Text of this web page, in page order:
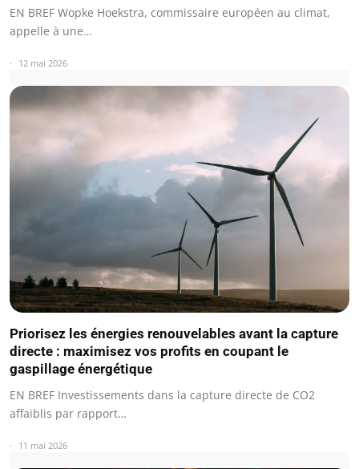
EN BREF Wopke Hoekstra, commissaire européen au climat,
appelle à une…
12 mai 2026
Priorisez les énergies renouvelables avant la capture
directe : maximisez vos profits en coupant le
gaspillage énergétique
EN BREF Investissements dans la capture directe de CO2
affaiblis par rapport…
11 mai 2026